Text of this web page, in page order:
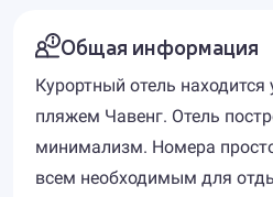
Общая информация
Курортный отель
пляжем Чавенг. Отель
минимализм. Номера
всем необходимым для